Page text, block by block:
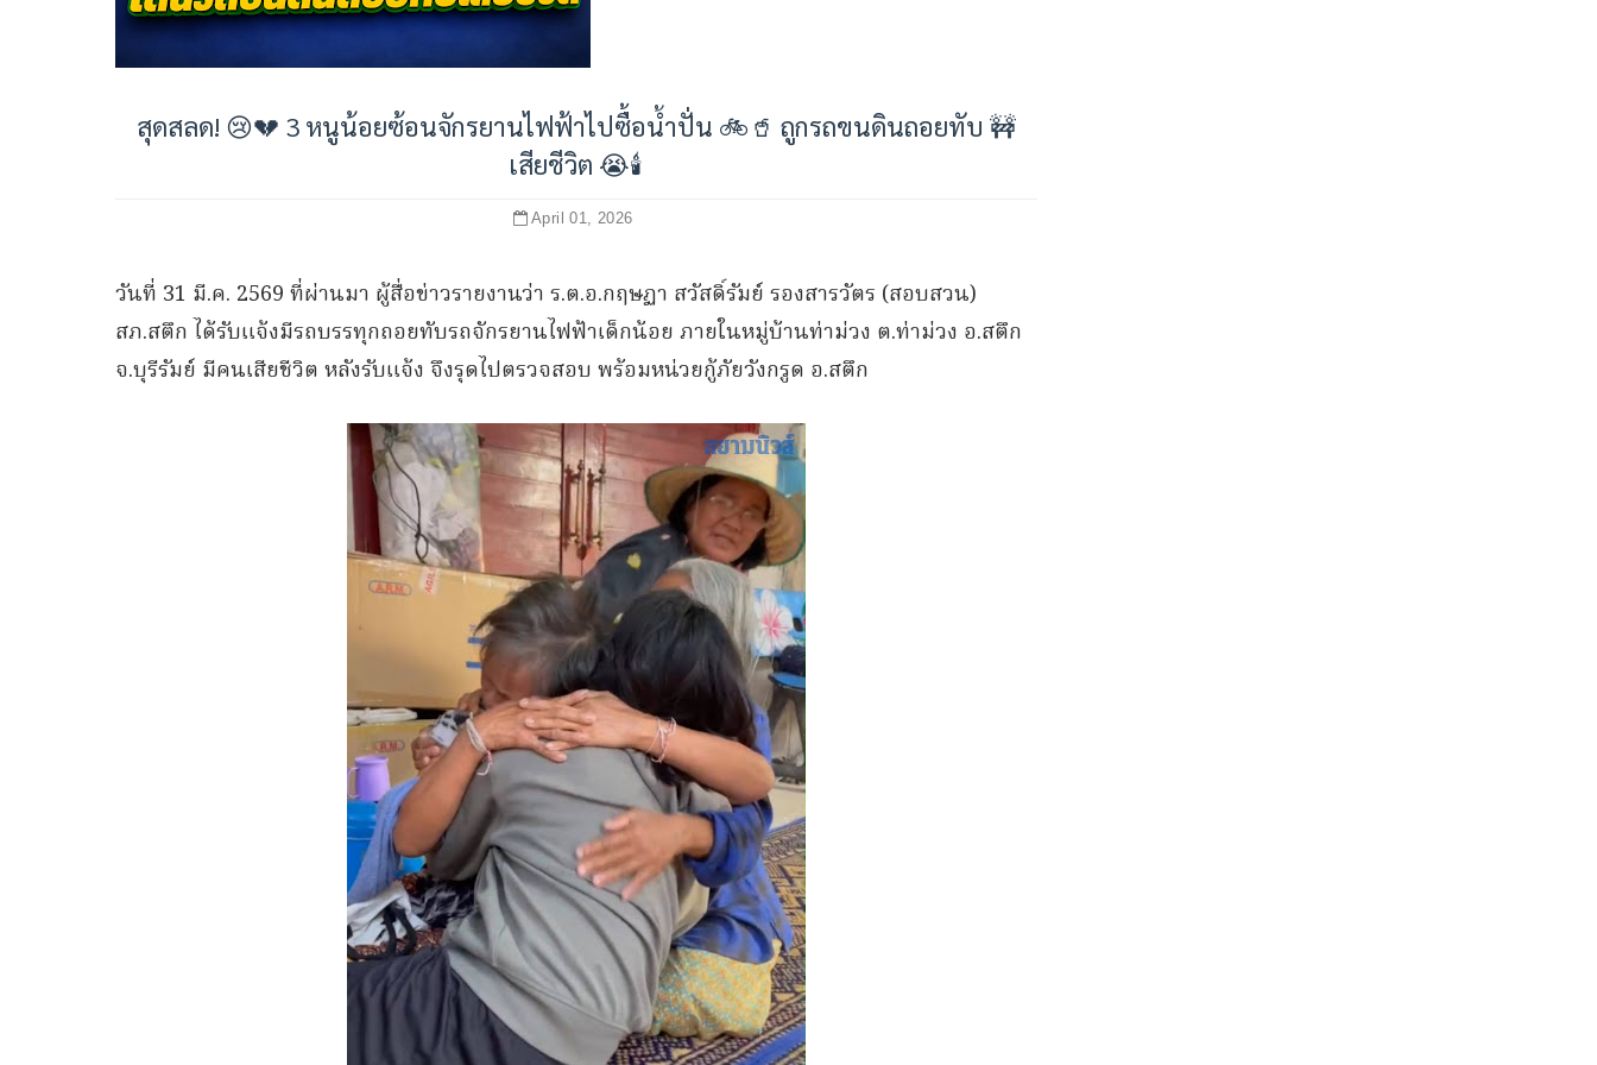
สุดสลด! 😢💔 3 หนูน้อยซ้อนจักรยานไฟฟ้าไปซื้อน้ำปั่น 🚲🥤 ถูกรถขนดินถอยทับ 🚧
เสียชีวิต 😭🕯️
April 01, 2026
วันที่ 31 มี.ค. 2569 ที่ผ่านมา ผู้สื่อข่าวรายงานว่า ร.ต.อ.กฤษฏา สวัสดิ์รัมย์ รองสารวัตร (สอบสวน)
สภ.สตึก ได้รับแจ้งมีรถบรรทุกถอยทับรถจักรยานไฟฟ้าเด็กน้อย ภายในหมู่บ้านท่าม่วง ต.ท่าม่วง อ.สตึก
จ.บุรีรัมย์ มีคนเสียชีวิต หลังรับแจ้ง จึงรุดไปตรวจสอบ พร้อมหน่วยกู้ภัยวังกรูด อ.สตึก